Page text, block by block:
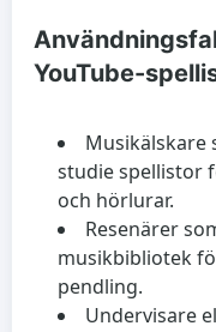
YouTube-
Musikälskare
studie spellistor
och hörlurar.
Resenärer
musikbibliotek
pendling.
Undervisare